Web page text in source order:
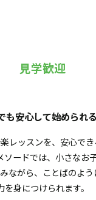
見学歓迎
も安心して始められ
レッスンを、安心でき
ソードでは、小さなお
ながら、ことばのよう
を身につけられます。